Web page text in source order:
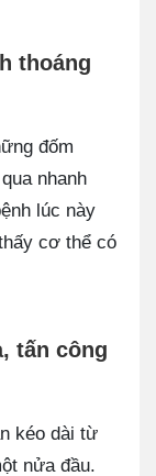
thoáng
đốm
nhanh
lúc này
cơ thể có
tấn công
kéo dài từ
nửa đầu.